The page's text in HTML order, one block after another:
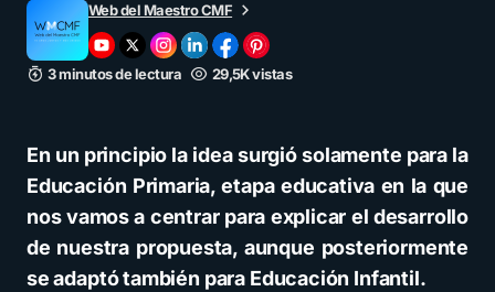
Web del Maestro CMF
3 minutos de lectura 29,5K vistas
En un principio la idea surgió solamente para la
Educación Primaria, etapa educativa en la que
nos vamos a centrar para explicar el desarrollo
de nuestra propuesta, aunque posteriormente
se adaptó también para Educación Infantil.